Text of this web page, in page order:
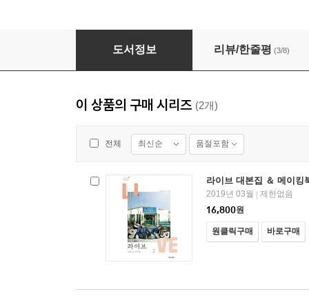
라이브 대본집 ＆ 메이킹북 1
도서정보 리뷰/한줄평 (3/8)
이 상품의 구매 시리즈 (2개)
전체 최신순 품절포함
라이브 대본집 ＆ 메이킹
2019년 03월 | 제한없음
16,800원
원클릭구매 바로구매